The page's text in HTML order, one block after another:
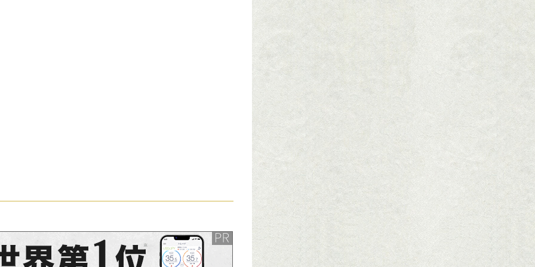
ーリンク